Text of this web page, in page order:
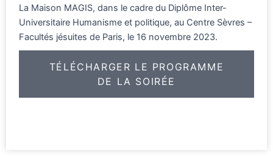
La Maison MAGIS, dans le cadre du Diplôme Inter-
Universitaire Humanisme et politique, au Centre Sèvres –
Facultés jésuites de Paris, le 16 novembre 2023.
TÉLÉCHARGER LE PROGRAMME
DE LA SOIRÉE